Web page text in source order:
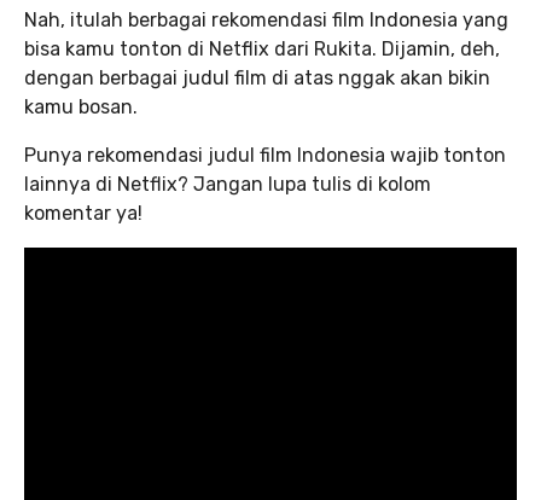
Nah, itulah berbagai rekomendasi film Indonesia yang
bisa kamu tonton di Netflix dari Rukita. Dijamin, deh,
dengan berbagai judul film di atas nggak akan bikin
kamu bosan.
Punya rekomendasi judul film Indonesia wajib tonton
lainnya di Netflix? Jangan lupa tulis di kolom
komentar ya!